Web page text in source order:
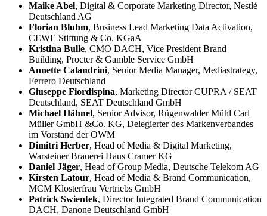
Maike Abel, Digital & Corporate Marketing Director, Nestlé
Deutschland AG
Florian Bluhm, Business Lead Marketing Data Activation,
CEWE Stiftung & Co. KGaA
Kristina Bulle, CMO DACH, Vice President Brand
Building, Procter & Gamble Service GmbH
Annette Calandrini, Senior Media Manager, Mediastrategy,
Ferrero Deutschland
Giuseppe Fiordispina, Marketing Director CUPRA / SEAT
Deutschland, SEAT Deutschland GmbH
Michael Hähnel, Senior Advisor, Rügenwalder Mühl Carl
Müller GmbH &Co. KG, Delegierter des Markenverbandes
im Vorstand der OWM
Dimitri Herber, Head of Media & Digital Marketing,
Warsteiner Brauerei Haus Cramer KG
Daniel Jäger, Head of Group Media, Deutsche Telekom AG
Kirsten Latour, Head of Media & Brand Communication,
MCM Klosterfrau Vertriebs GmbH
Patrick Swientek, Director Integrated Brand Communication
DACH, Danone Deutschland GmbH